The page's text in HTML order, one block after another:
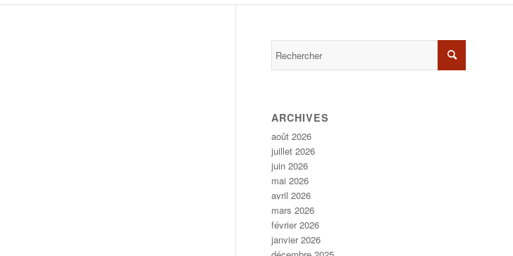
ARCHIVES
août 2026
juillet 2026
juin 2026
mai 2026
avril 2026
mars 2026
février 2026
janvier 2026